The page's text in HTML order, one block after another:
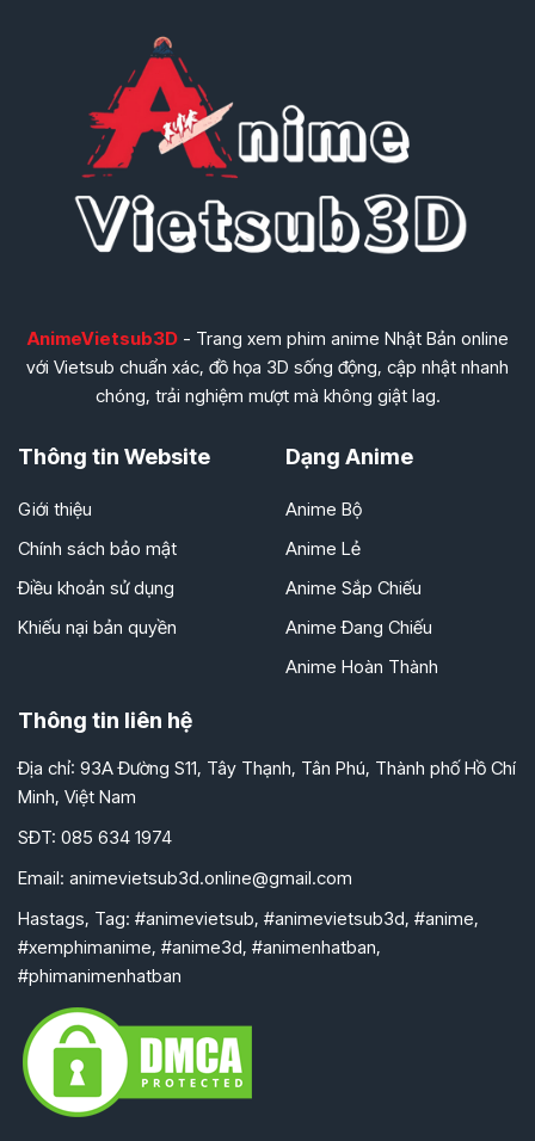
AnimeVietsub3D- Trang xem phim anime Nhật Bản online
với Vietsub chuẩn xác, đồ họa 3D sống động, cập nhật nhanh
chóng, trải nghiệm mượt mà không giật lag.
Thông tin Website
Giới thiệu
Chính sách bảo mật
Điều khoản sử dụng
Khiếu nại bản quyền
Dạng Anime
Anime Bộ
Anime Lẻ
Anime Sắp Chiếu
Anime Đang Chiếu
Anime Hoàn Thành
Thông tin liên hệ
Địa chỉ: 93A Đường S11, Tây Thạnh, Tân Phú, Thành phố Hồ Chí
Minh, Việt Nam
SĐT: 085 634 1974
Email: animevietsub3d.online@gmail.com
Hastags, Tag: #animevietsub, #animevietsub3d, #anime,
#xemphimanime, #anime3d, #animenhatban,
#phimanimenhatban